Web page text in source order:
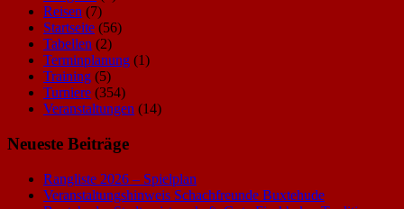
Reisen (7)
Startseite (56)
Tabellen (2)
Terminplanung (1)
Training (5)
Turniere (354)
Veranstaltungen (14)
Neueste Beiträge
Rangliste 2026 – Spielplan
Veranstaltungshinweis Schachfreunde Buxtehude